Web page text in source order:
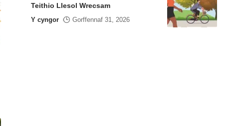
Teithio Llesol Wrecsam
Y cyngor Gorffennaf 31, 2026